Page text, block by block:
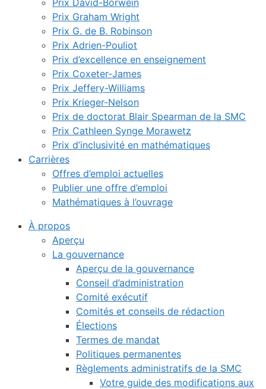
Prix David-Borwein
Prix Graham Wright
Prix G. de B. Robinson
Prix Adrien-Pouliot
Prix d’excellence en enseignement
Prix Coxeter-James
Prix Jeffery-Williams
Prix Krieger-Nelson
Prix de doctorat Blair Spearman de la SMC
Prix Cathleen Synge Morawetz
Prix d’inclusivité en mathématiques
Carrières
Offres d’emploi actuelles
Publier une offre d’emploi
Mathématiques à l’ouvrage
À propos
Aperçu
La gouvernance
Aperçu de la gouvernance
Conseil d’administration
Comité exécutif
Comités et conseils de rédaction
Élections
Termes de mandat
Politiques permanentes
Règlements administratifs de la SMC
Votre guide des modifications aux